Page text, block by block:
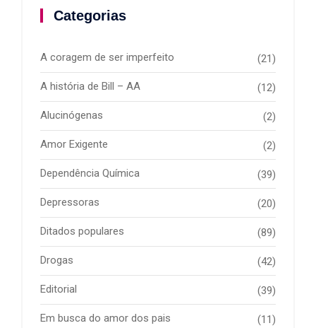
Categorias
A coragem de ser imperfeito (21)
A história de Bill – AA (12)
Alucinógenas (2)
Amor Exigente (2)
Dependência Química (39)
Depressoras (20)
Ditados populares (89)
Drogas (42)
Editorial (39)
Em busca do amor dos pais (11)